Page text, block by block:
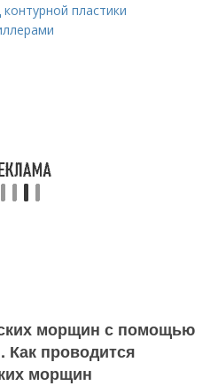
пластики
морщин с помощью
Как проводится
морщин